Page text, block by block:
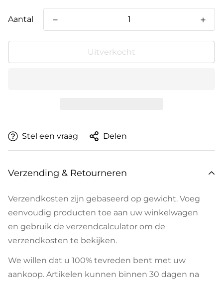
Aantal
Uitverkocht
Stel een vraag Delen
Verzending & Retourneren
Verzendkosten zijn gebaseerd op gewicht. Voeg
eenvoudig producten toe aan uw winkelwagen
en gebruik de verzendcalculator om de
verzendkosten te bekijken.
We willen dat u 100% tevreden bent met uw
aankoop. Artikelen kunnen binnen 30 dagen na